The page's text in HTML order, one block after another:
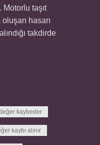
Motorlu taşıt
oluşan hasarı
takdirde
kaybeder
kaybı alınır